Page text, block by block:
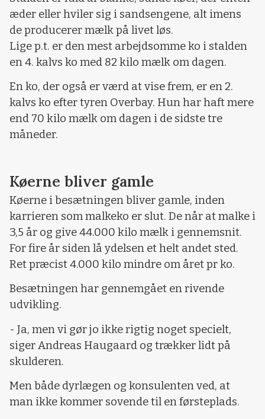
æder eller hviler sig i sandsengene, alt imens
de producerer mælk på livet løs.
Lige p.t. er den mest arbejdsomme ko i stalden
en 4. kalvs ko med 82 kilo mælk om dagen.
En ko, der også er værd at vise frem, er en 2.
kalvs ko efter tyren Overbay. Hun har haft mere
end 70 kilo mælk om dagen i de sidste tre
måneder.
Køerne bliver gamle
Køerne i besætningen bliver gamle, inden
karrieren som malkeko er slut. De når at malke i
3,5 år og give 44.000 kilo mælk i gennemsnit.
For fire år siden lå ydelsen et helt andet sted.
Ret præcist 4.000 kilo mindre om året pr ko.
Besætningen har gennemgået en rivende
udvikling.
- Ja, men vi gør jo ikke rigtig noget specielt,
siger Andreas Haugaard og trækker lidt på
skulderen.
Men både dyrlægen og konsulenten ved, at
man ikke kommer sovende til en førsteplads.